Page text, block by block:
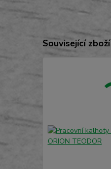
Související zboží